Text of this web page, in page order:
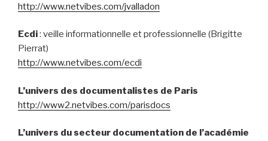
http://www.netvibes.com/jvalladon
Ecdi: veille informationnelle et professionnelle (Brigitte
Pierrat)
http://www.netvibes.com/ecdi
L’univers des documentalistes de Paris
http://www2.netvibes.com/parisdocs
L’univers du secteur documentation de l’académie